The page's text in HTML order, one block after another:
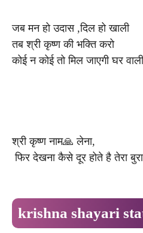
जब मन हो उदास ,दिल हो खाली
तब श्री कृष्ण की भक्ति करो
कोई न कोई तो मिल जाएगी घर
श्री कृष्ण नाम🙏 लेना,
फिर देखना कैसे दूर होते है तेरा
krishna shayari